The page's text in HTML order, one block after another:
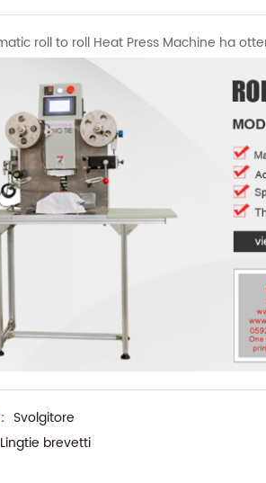
roll to roll Heat Press Machine ha
Svolgitore
Lingtie brevetti